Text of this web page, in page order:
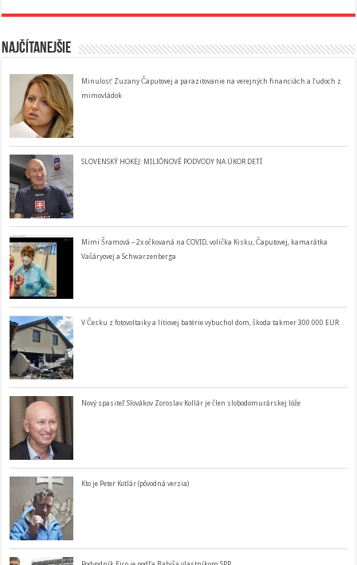
Najčítanejšie
Minulosť Zuzany Čaputovej a parazitovanie na verejných financiách a ľudoch z
mimovládok
SLOVENSKÝ HOKEJ: MILIÓNOVÉ PODVODY NA ÚKOR DETÍ
Mimi Šramová – 2x očkovaná na COVID, volička Kisku, Čaputovej, kamarátka
Vašáryovej a Schwarzenberga
V Česku z fotovoltaiky a lítiovej batérie vybuchol dom, škoda takmer 300 000 EUR
Nový spasiteľ Slovákov Zoroslav Kollár je člen slobodomurárskej lóže
Kto je Peter Kotlár (pôvodná verzia)